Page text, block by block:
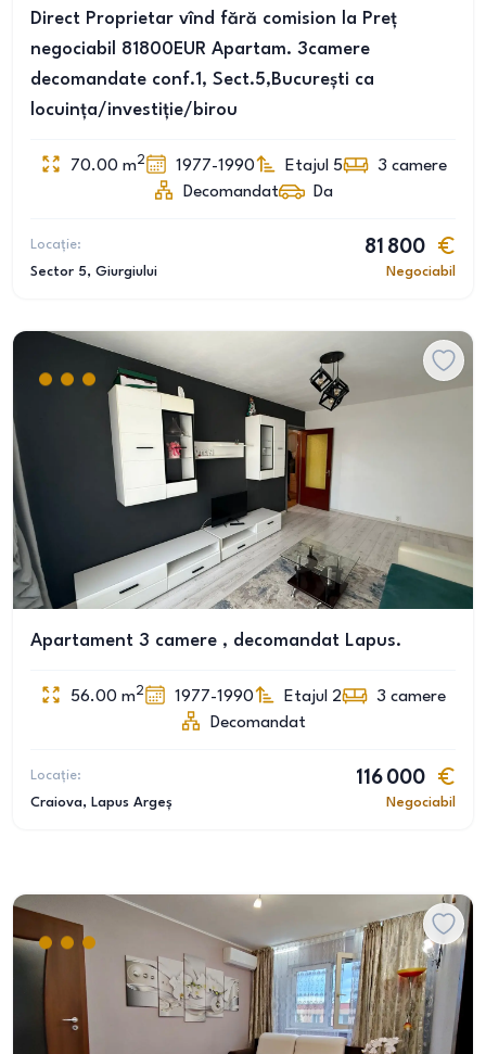
Direct Proprietar vînd fără comision la Preț
negociabil 81800EUR Apartam. 3camere
decomandate conf.1, Sect.5,București ca
locuința/investiție/birou
70.00 m2 1977-1990 Etajul 5 3 camere
Decomandat
Da
Locație:
Sector 5, Giurgiului
81 800
Negociabil
Apartament 3 camere , decomandat Lapus.
56.00 m2 1977-1990 Etajul 2 3 camere
Decomandat
Locație:
Craiova, Lapus Argeș
116 000
Negociabil